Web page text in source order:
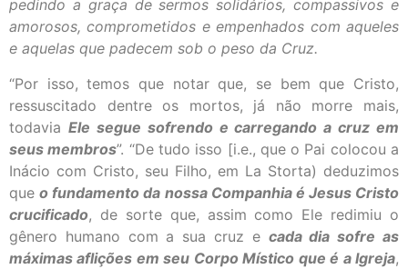
pedindo a graça de sermos solidários, compassivos e
amorosos, comprometidos e empenhados com aqueles
e aquelas que padecem sob o peso da Cruz.
“Por isso, temos que notar que, se bem que Cristo,
ressuscitado dentre os mortos, já não morre mais,
todavia Ele segue sofrendo e carregando a cruz em
seus membros”. “De tudo isso [i.e., que o Pai colocou a
Inácio com Cristo, seu Filho, em La Storta) deduzimos
queo fundamento da nossa Companhia é Jesus Cristo
crucificado, de sorte que, assim como Ele redimiu o
gênero humano com a sua cruz e cada dia sofre as
máximas aflições em seu Corpo Místico que é a Igreja,